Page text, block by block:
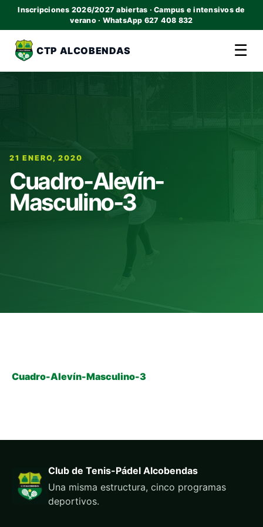
Inscripciones 2026/2027 abiertas · Campus e intensivos de
verano · WhatsApp 627 408 832
CTP ALCOBENDAS ☰
21 ENERO, 2020
Cuadro-Alevín-
Masculino-3
Cuadro-Alevín-Masculino-3
Club de Tenis-Pádel Alcobendas
Una misma estructura, cinco programas
deportivos.